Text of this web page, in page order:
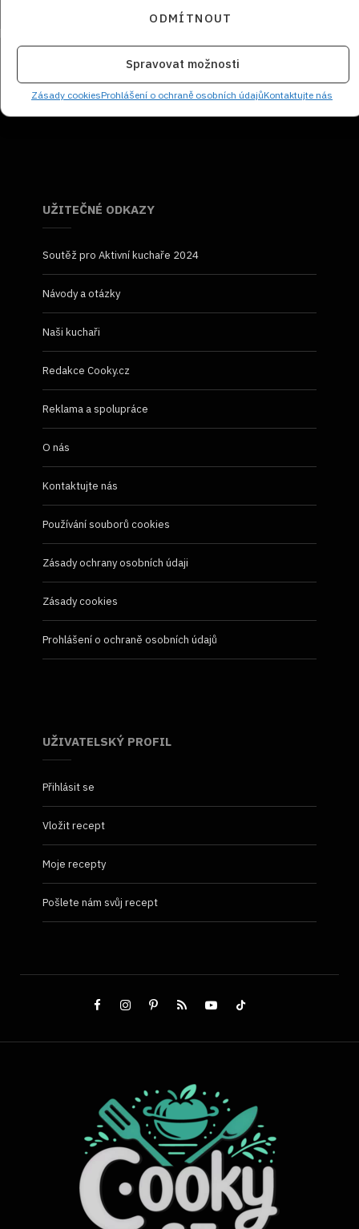
ODMÍTNOUT
Spravovat možnosti
Zásady cookiesProhlášení o ochraně osobních údajůKontaktujte nás
NEZMEŠKEJTE ŽÁDNÝ RECEPT!
UŽITEČNÉ ODKAZY
Soutěž pro Aktivní kuchaře 2024
Návody a otázky
Naši kuchaři
Redakce Cooky.cz
Reklama a spolupráce
O nás
Kontaktujte nás
Používání souborů cookies
Zásady ochrany osobních údaji
Zásady cookies
Prohlášení o ochraně osobních údajů
UŽIVATELSKÝ PROFIL
Přihlásit se
Vložit recept
Moje recepty
Pošlete nám svůj recept